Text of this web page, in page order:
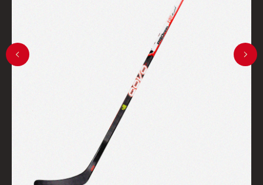
ОГРНИП:
305370225200040
ИП ЧЕСНОКОВ АЛЕКСЕЙ
hockey-stickshop@yandex.ru
153008, г.Иваново, ул. Поэта